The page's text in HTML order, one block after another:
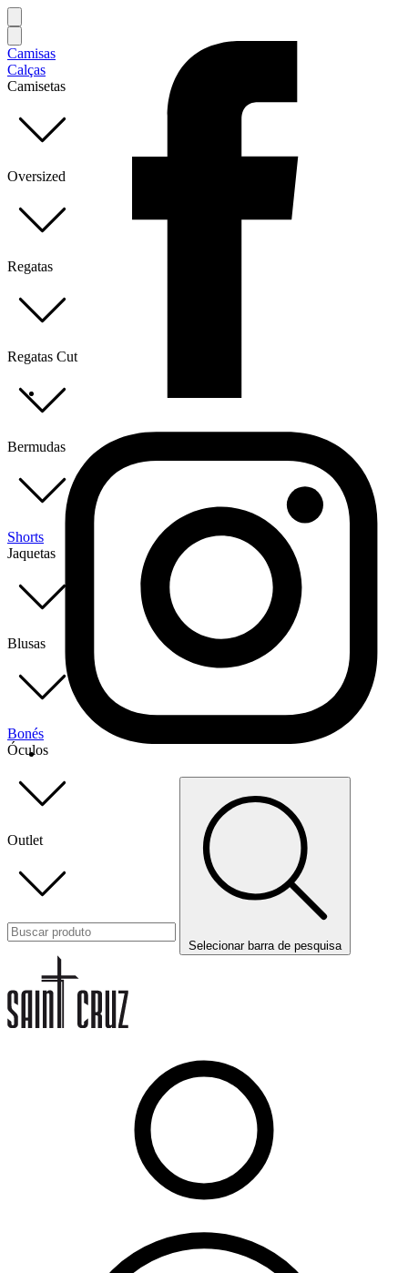
Camisas
Calças
Camisetas
Oversized
Regatas
Regatas Cut
Bermudas
Shorts
Jaquetas
Blusas
Bonés
Óculos
Outlet
Selecionar barra de pesquisa